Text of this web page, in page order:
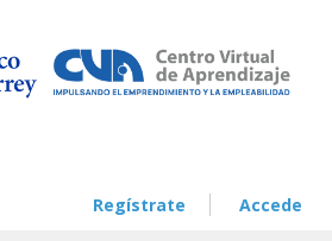
Regístrate Accede